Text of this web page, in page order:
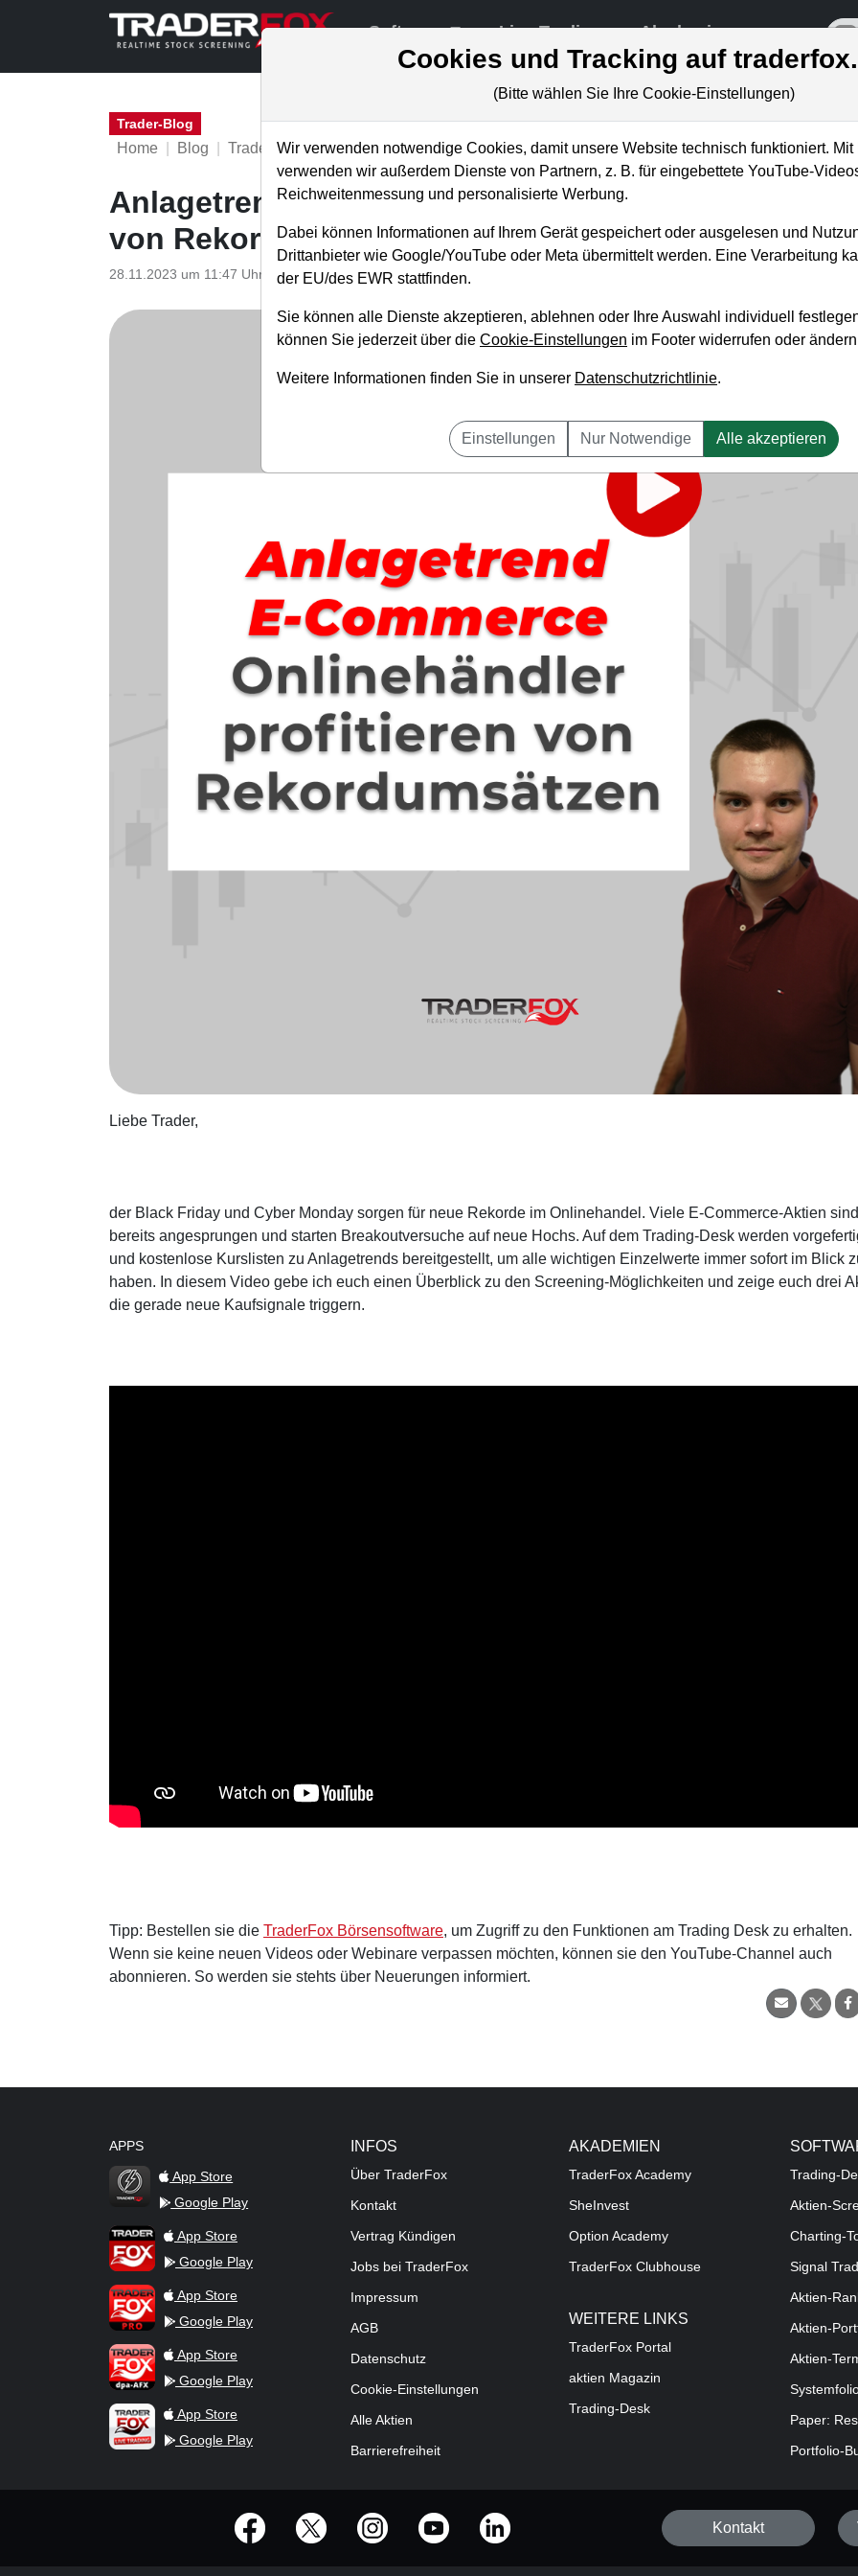
Software Live-Trading Akademie
Trader-Blog
Home Blog Trader-Blog
Anlagetrend E-Commerce - Onlinehändler
von Rekordumsätzen
28.11.2023 um 11:47 Uhr A. Zehetner
Liebe Trader,
der Black Friday und Cyber Monday sorgen für neue Rekorde im Onlinehandel. Viele E-Commerce-Aktien sind
bereits angesprungen und starten Breakoutversuche auf neue Hochs. Auf dem Trading-Desk werden
und kostenlose Kurslisten zu Anlagetrends bereitgestellt, um alle wichtigen Einzelwerte immer sofort im Blick
haben. In diesem Video gebe ich euch einen Überblick zu den Screening-Möglichkeiten und zeige euch drei
die gerade neue Kaufsignale triggern.
Tipp: Bestellen sie die TraderFox Börsensoftware, um Zugriff zu den Funktionen am Trading Desk zu erhalten.
Wenn sie keine neuen Videos oder Webinare verpassen möchten, können sie den YouTube-Channel auch
abonnieren. So werden sie stehts über Neuerungen informiert.
APPS
TraderFox Flash
App Store
Google Play
TraderFox AppApp Store
Google Play
TraderFox ProApp Store
Google Play
TraderFox dpa-AFX ProFeed
App Store
Google Play
TraderFox Live Trading
App Store
Google Play
INFOS
Über TraderFox
Kontakt
Vertrag Kündigen
Jobs bei TraderFox
Impressum
AGB
Datenschutz
Cookie-Einstellungen
Alle Aktien
Barrierefreiheit
AKADEMIEN
TraderFox Academy
SheInvest
Option Academy
TraderFox Clubhouse
WEITERE LINKS
TraderFox Portal
aktien Magazin
Trading-Desk
Trading-
Aktien-
Charting-
Signal
Aktien-
Aktien-
Aktien-
Paper:
Portfolio-
offizielle Social Media-Accounts
Kontakt
Cookies und Tracking auf
(Bitte wählen Sie Ihre Cookie-Einstellungen)
Wir verwenden notwendige Cookies, damit unsere Website technisch funktioniert.
verwenden wir außerdem Dienste von Partnern, z. B. für eingebettete YouTube-
Reichweitenmessung und personalisierte Werbung.
Dabei können Informationen auf Ihrem Gerät gespeichert oder ausgelesen und
Drittanbieter wie Google/YouTube oder Meta übermittelt werden. Eine Verarbeitung
der EU/des EWR stattfinden.
Sie können alle Dienste akzeptieren, ablehnen oder Ihre Auswahl individuell
können Sie jederzeit über die Cookie-Einstellungen im Footer widerrufen oder
Weitere Informationen finden Sie in unserer Datenschutzrichtlinie.
Einstellungen Nur Notwendige Alle akzeptieren